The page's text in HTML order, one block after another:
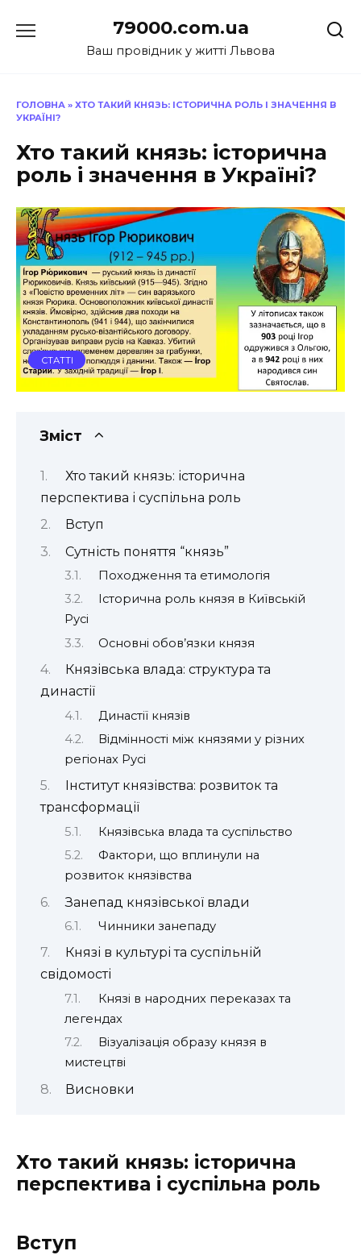
до
79000.com.ua
Ваш провідник у житті Львова
ГОЛОВНА » ХТО ТАКИЙ КНЯЗЬ: ІСТОРИЧНА РОЛЬ І ЗНАЧЕННЯ В
УКРАЇНІ?
Хто такий князь: історична
роль і значення в Україні?
СТАТТІ
Зміст
Хто такий князь: історична
перспектива і суспільна роль
Вступ
Сутність поняття “князь”
Походження та етимологія
Історична роль князя в Київській
Русі
Основні обов’язки князя
Князівська влада: структура та
династії
Династії князів
Відмінності між князями у різних
регіонах Русі
Інститут князівства: розвиток та
трансформації
Князівська влада та суспільство
Фактори, що вплинули на
розвиток князівства
Занепад князівської влади
Чинники занепаду
Князі в культурі та суспільній
свідомості
Князі в народних переказах та
легендах
Візуалізація образу князя в
мистецтві
Висновки
Хто такий князь: історична
перспектива і суспільна роль
Вступ